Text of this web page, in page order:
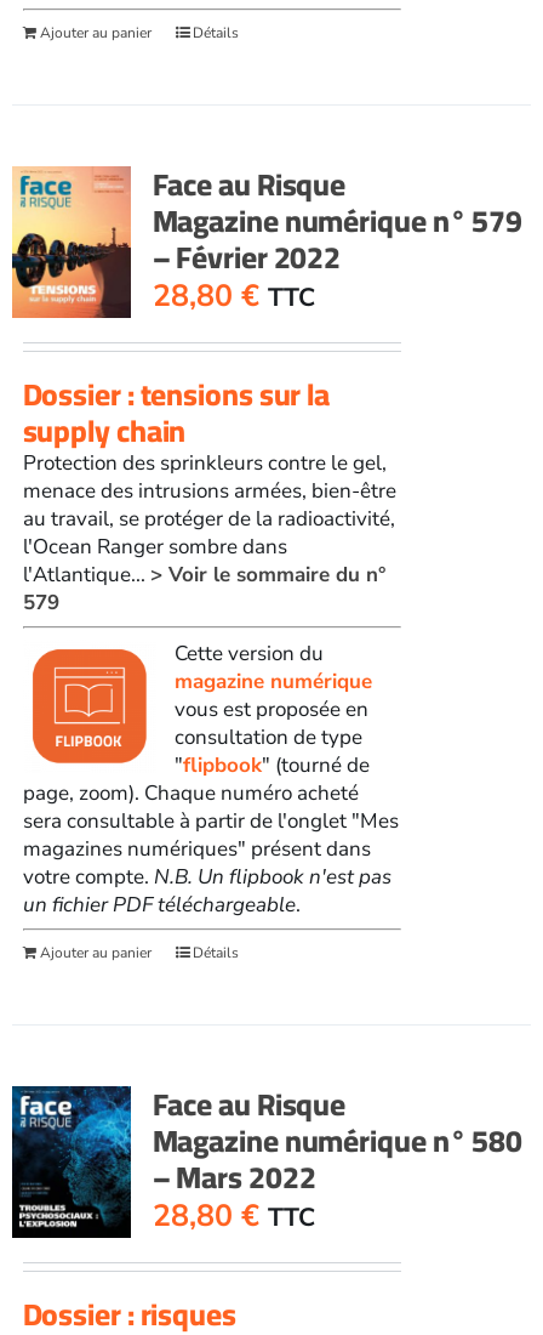
Ajouter au panier Détails
Face au Risque
Magazine numérique n° 579
– Février 2022
28,80 € TTC
Dossier : tensions sur la
supply chain
Protection des sprinkleurs contre le gel,
menace des intrusions armées, bien-être
au travail, se protéger de la radioactivité,
l'Ocean Ranger sombre dans
l'Atlantique... > Voir le sommaire du n°
579
Cette version du
magazine numérique
vous est proposée en
consultation de type
"flipbook" (tourné de
page, zoom). Chaque numéro acheté
sera consultable à partir de l'onglet "Mes
magazines numériques" présent dans
votre compte. N.B. Un flipbook n'est pas
un fichier PDF téléchargeable.
Ajouter au panier Détails
Face au Risque
Magazine numérique n° 580
– Mars 2022
28,80 € TTC
Dossier : risques